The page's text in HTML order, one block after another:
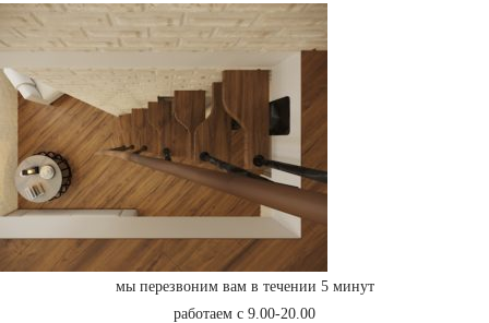
мы перезвоним вам в течении 5 минут
работаем с 9.00-20.00